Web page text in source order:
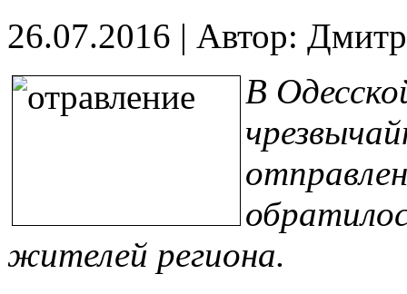
26.07.2016 | Автор:
В
жителей региона.